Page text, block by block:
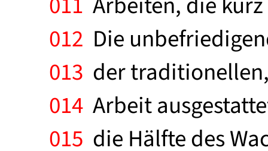
012 Die
013 der
014 Arbeit
015 die Hälfte des